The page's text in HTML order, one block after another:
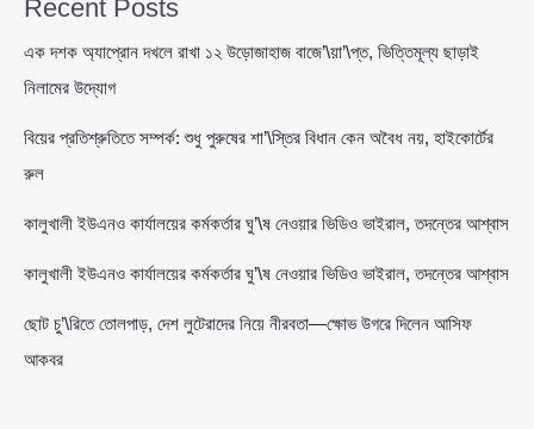
মুক্তি
Recent Posts
এক দশক অ্যাপ্রোন দখলে রাখা ১২ উড়োজাহাজ বাজে’\য়া’\প্ত, ভিত্তিমূল্য ছাড়াই
নিলামের উদ্যোগ
বিয়ের প্রতিশ্রুতিতে সম্পর্ক: শুধু পুরুষের শা’\স্তির বিধান কেন অবৈধ নয়, হাইকোর্টের
রুল
কালুখালী ইউএনও কার্যালয়ের কর্মকর্তার ঘু’\ষ নেওয়ার ভিডিও ভাইরাল, তদন্তের আশ্বাস
কালুখালী ইউএনও কার্যালয়ের কর্মকর্তার ঘু’\ষ নেওয়ার ভিডিও ভাইরাল, তদন্তের আশ্বাস
ছোট চু’\রিতে তোলপাড়, দেশ লুটেরাদের নিয়ে নীরবতা—ক্ষোভ উগরে দিলেন আসিফ
আকবর